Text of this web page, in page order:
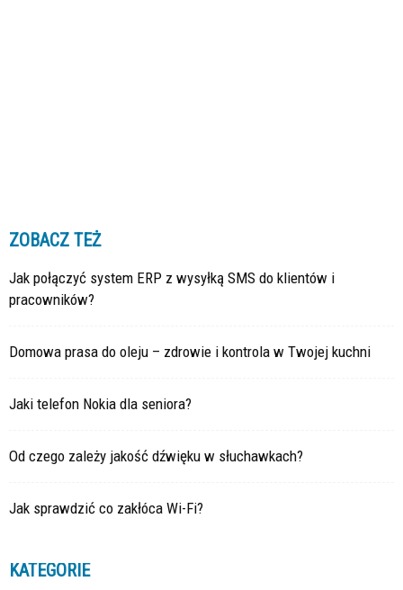
ZOBACZ TEŻ
Jak połączyć system ERP z wysyłką SMS do klientów i
pracowników?
Domowa prasa do oleju – zdrowie i kontrola w Twojej kuchni
Jaki telefon Nokia dla seniora?
Od czego zależy jakość dźwięku w słuchawkach?
Jak sprawdzić co zakłóca Wi-Fi?
KATEGORIE